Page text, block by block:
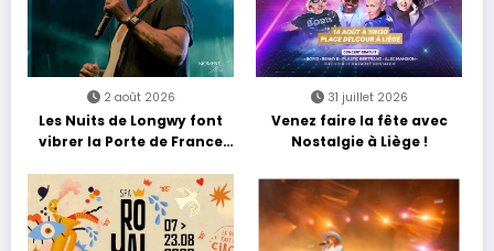
2 août 2026
Les Nuits de Longwy font
vibrer la Porte de France
découvertes et énergie
reggae
31 juillet 2026
Venez faire la fête avec
Nostalgie à Liège !